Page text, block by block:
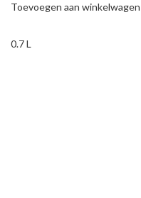
Toevoegen aan winkelwagen
0.7 L